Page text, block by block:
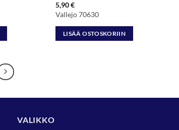
5,90€
Vallejo 70630
LISÄÄ OSTOSKORIIN
VALIKKO